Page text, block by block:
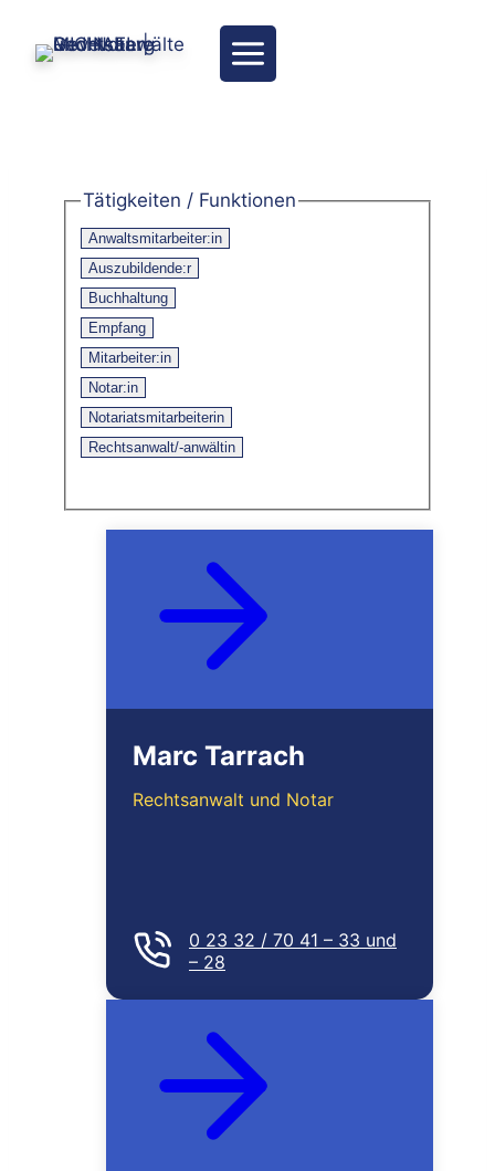
Inhalt
Tätigkeiten / Funktionen
Anwaltsmitarbeiter:in
Auszubildende:r
Buchhaltung
Empfang
Mitarbeiter:in
Notar:in
Notariatsmitarbeiterin
Rechtsanwalt/-anwältin
Marc Tarrach
Rechtsanwalt und Notar
0 23 32 / 70 41 – 33 und
– 28